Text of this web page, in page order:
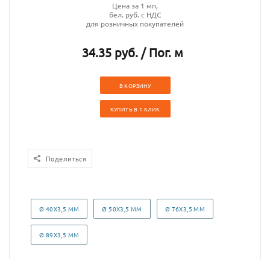
Цена за 1 мп,
бел. руб. с НДС
для розничных покупателей
34.35 руб. / Пог. м
В КОРЗИНУ
КУПИТЬ В 1 КЛИК
Поделиться
Ø 40Х3,5 ММ Ø 50Х3,5 ММ Ø 76Х3,5 ММ
Ø 89Х3,5 ММ